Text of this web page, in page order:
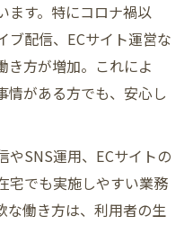
ます。特にコロナ禍以
ブ配信、ECサイト運営な
き方が増加。これによ
情がある方でも、安心し
やSNS運用、ECサイトの
宅でも実施しやすい業務
な働き方は、利用者の生